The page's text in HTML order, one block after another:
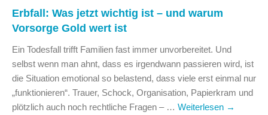
Erbfall: Was jetzt wichtig ist – und warum
Vorsorge Gold wert ist
Ein Todesfall trifft Familien fast immer unvorbereitet. Und
selbst wenn man ahnt, dass es irgendwann passieren wird, ist
die Situation emotional so belastend, dass viele erst einmal nur
„funktionieren“. Trauer, Schock, Organisation, Papierkram und
plötzlich auch noch rechtliche Fragen – … Weiterlesen →